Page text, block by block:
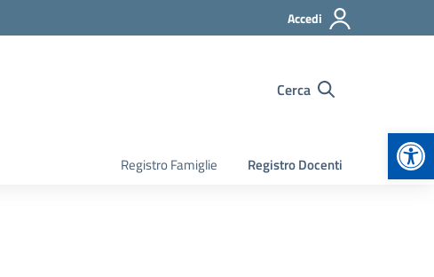
Accedi
Cerca
Registro Famiglie Registro Docenti